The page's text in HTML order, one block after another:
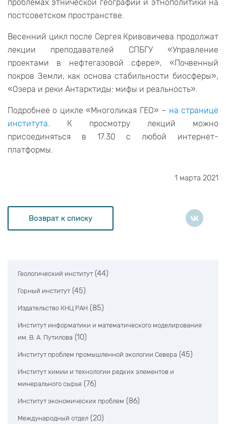
проблемах этнической географии и этнополитики на
постсоветском пространстве.
Весенний цикл после Сергея Кривовичева продолжат
лекции преподавателей СПБГУ «Управление
проектами в нефтегазовой сфере», «Почвенный
покров Земли, как основа стабильности биосферы»,
«Озера и реки Антарктиды: мифы и реальность».
Подробнее о цикле «Многоликая ГЕО» – на странице
института. К просмотру лекций можно
присоединяться в 17.30 с любой интернет-
платформы.
1 марта 2021
Возврат к списку
Геологический институт (44)
Горный институт (45)
Издательство КНЦ РАН (85)
Институт информатики и математического моделирования
им. В. А. Путилова (10)
Институт проблем промышленной экологии Севера (45)
Институт химии и технологии редких элементов и
минерального сырья (76)
Институт экономических проблем (86)
Международный отдел (20)